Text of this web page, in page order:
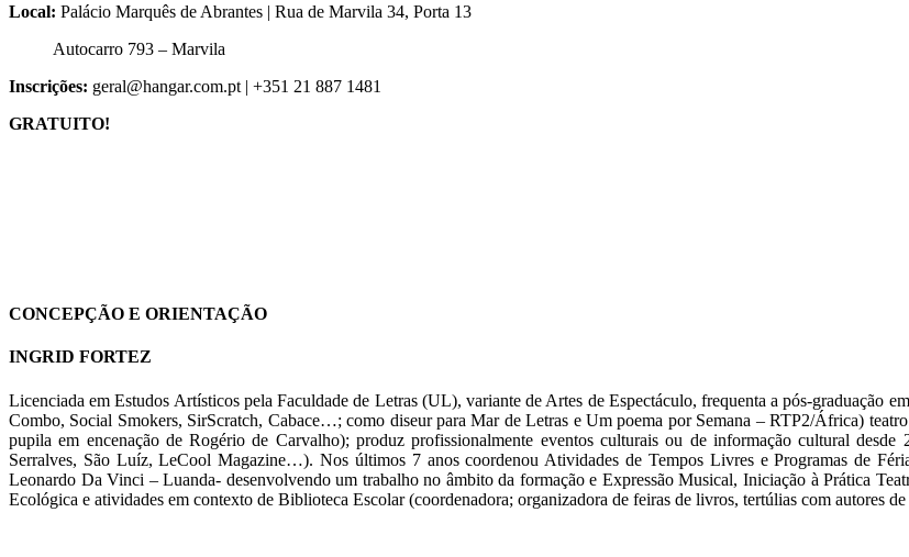
Local: Palácio Marquês de Abrantes | Rua de Marvila 34, Porta 13
Autocarro 793 – Marvila
Inscrições: geral@hangar.com.pt | +351 21 887 1481
GRATUITO!
CONCEPÇÃO E ORIENTAÇÃO
INGRID FORTEZ
Licenciada em Estudos Artísticos pela Faculdade de Letras (UL), variante de Artes de Espectáculo, frequenta a pós-graduação
Combo, Social Smokers, SirScratch, Cabace…; como diseur para Mar de Letras e Um poema por Semana – RTP2/África)
pupila em encenação de Rogério de Carvalho); produz profissionalmente eventos culturais ou de informação cultural
Serralves, São Luíz, LeCool Magazine…). Nos últimos 7 anos coordenou Atividades de Tempos Livres e Programas de
Leonardo Da Vinci – Luanda- desenvolvendo um trabalho no âmbito da formação e Expressão Musical, Iniciação à Prática
Ecológica e atividades em contexto de Biblioteca Escolar (coordenadora; organizadora de feiras de livros, tertúlias com autores